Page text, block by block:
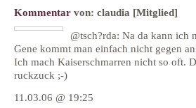
Kommentar von: claudia [Mitglied]
@tsch?rda: Na da kann ich
Gene kommt man einfach nicht gegen
Ich mach Kaiserschmarren nicht so oft.
ruckzuck ;-)
11.03.06 @ 19:25